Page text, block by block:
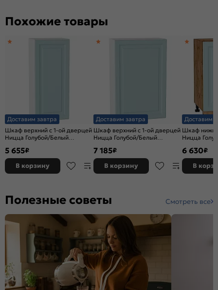
Похожие товары
Доставим завтра
Шкаф верхний с 1-ой дверцей
Ницца Голубой/Белый
5 655₽
В корзину
Доставим завтра
Шкаф верхний с 1-ой дверцей
Ницца Голубой/Белый
7 185₽
В корзину
Доставим
Шкаф
Ницца
6 630₽
В
Полезные советы Смотреть все